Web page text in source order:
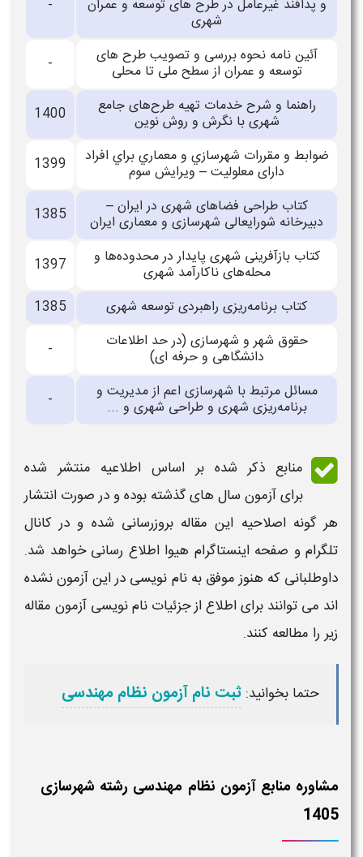
و پدافند غیرعامل در طرح های توسعه و عمران
شهری
-
آئین نامه نحوه بررسی و تصویب طرح های
توسعه و عمران از سطح ملی تا محلی
-
راهنما و شرح خدمات تهیه طرح‌های جامع
شهری با نگرش و روش نوین
1400
ضوابط و مقررات شهرسازي و معماري براي افراد
دارای معلوليت – ویرایش سوم
1399
کتاب طراحی فضاهای شهری در ایران –
دبیرخانه شورایعالی شهرسازی و معماری ایران
1385
کتاب بازآفرینی شهری پایدار در محدوده‌ها و
محله‌های ناکارآمد شهری
1397
کتاب برنامه‌ریزی راهبردی توسعه شهری
1385
حقوق شهر و شهرسازی (در حد اطلاعات
دانشگاهی و حرفه ای)
-
مسائل مرتبط با شهرسازی اعم از مدیریت و
برنامه‌ریزی شهری و طراحی شهری و ... -
منابع ذکر شده بر اساس اطلاعیه منتشر شده
برایآزمون سال های گذشته بوده و در صورت انتشار
هر گونه اصلاحیه این مقاله بروزرسانی شده و در کانال
تلگرام و صفحه اینستاگرام هیوا اطلاع رسانی خواهد شد.
داوطلبانی که هنوز موفق به نام نویسی در اینآزموننشده
اند می توانند برای اطلاع از جزئیات نام نویسی آزمون مقاله
زیر را مطالعه کنند.
حتما بخوانید: ثبت نام آزمون نظام مهندسی
مشاوره منابع آزمون نظام مهندسی رشته شهرسازی
1405